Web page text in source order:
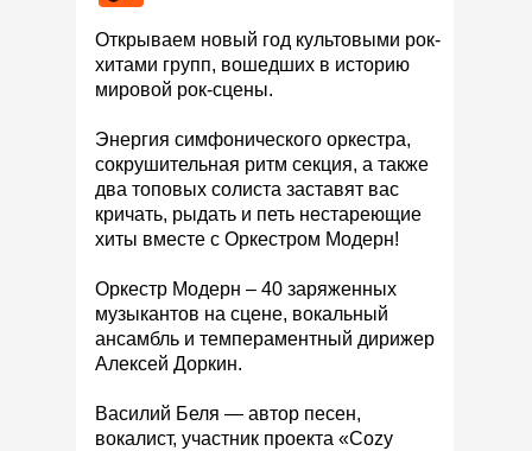
Открываем новый год культовыми рок-
хитами групп, вошедших в историю
мировой рок-сцены.
Энергия симфонического оркестра,
сокрушительная ритм секция, а также
два топовых солиста заставят вас
кричать, рыдать и петь нестареющие
хиты вместе с Оркестром Модерн!
Оркестр Модерн – 40 заряженных
музыкантов на сцене, вокальный
ансамбль и темпераментный дирижер
Алексей Доркин.
Василий Беля — автор песен,
вокалист, участник проекта «Cozy